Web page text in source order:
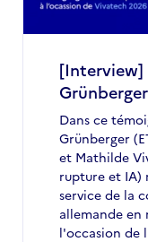
[Interview]
Dans ce
Grünberger
et Mathilde
rupture et IA)
service de la
allemande
l'occasion de